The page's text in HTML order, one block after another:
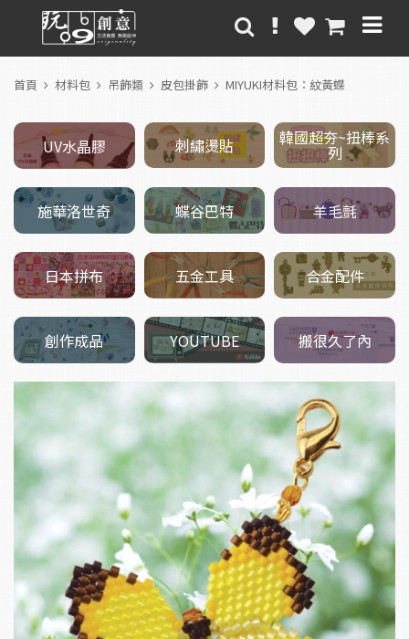
首頁 材料包 吊飾類 皮包掛飾 MIYUKI材料包：紋黃蝶
UV水晶膠 刺繡燙貼 韓國超夯~扭棒系
列
施華洛世奇 蝶谷巴特 羊毛氈
日本拼布 五金工具 合金配件
創作成品 YOUTUBE 搬很久了內